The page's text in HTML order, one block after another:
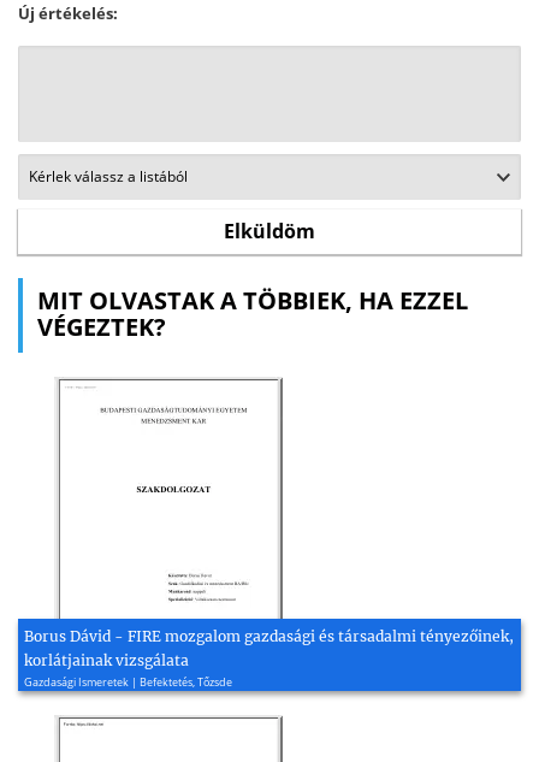
Új értékelés:
MIT OLVASTAK A TÖBBIEK, HA EZZEL
VÉGEZTEK?
Borus Dávid - FIRE mozgalom gazdasági és társadalmi tényezőinek,
korlátjainak vizsgálata
Gazdasági Ismeretek | Befektetés, Tőzsde